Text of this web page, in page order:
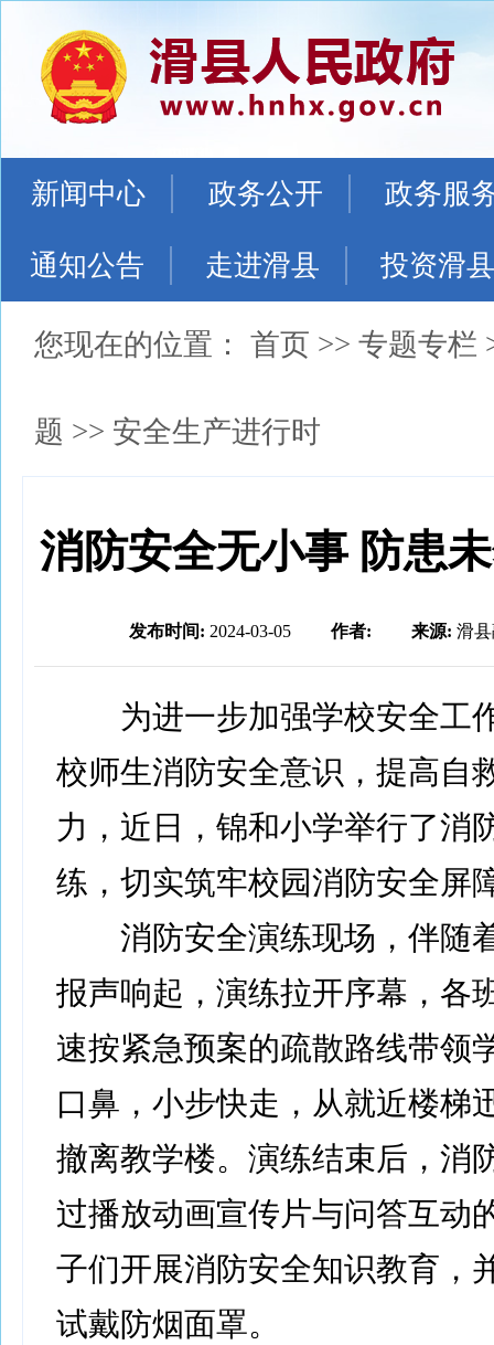
新闻中心 政务公开 政务服
通知公告 走进滑县 投资滑县
您现在的位置： 首页 >> 专题专栏
题 >> 安全生产进行时
消防安全无小事 防患
发布时间: 2024-03-05 作者: 来源: 滑
为进一步加强学校安全工
校师生消防安全意识，提高自
力，近日，锦和小学举行了消
练，切实筑牢校园消防安全屏
消防安全演练现场，伴随
报声响起，演练拉开序幕，各
速按紧急预案的疏散路线带领
口鼻，小步快走，从就近楼梯
撤离教学楼。演练结束后，消
过播放动画宣传片与问答互动
子们开展消防安全知识教育，
试戴防烟面罩。